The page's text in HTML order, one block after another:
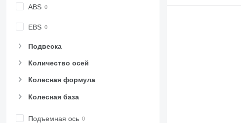
ABS
EBS
Подвеска
Количество осей
Колесная формула
Колесная база
Подъемная ось